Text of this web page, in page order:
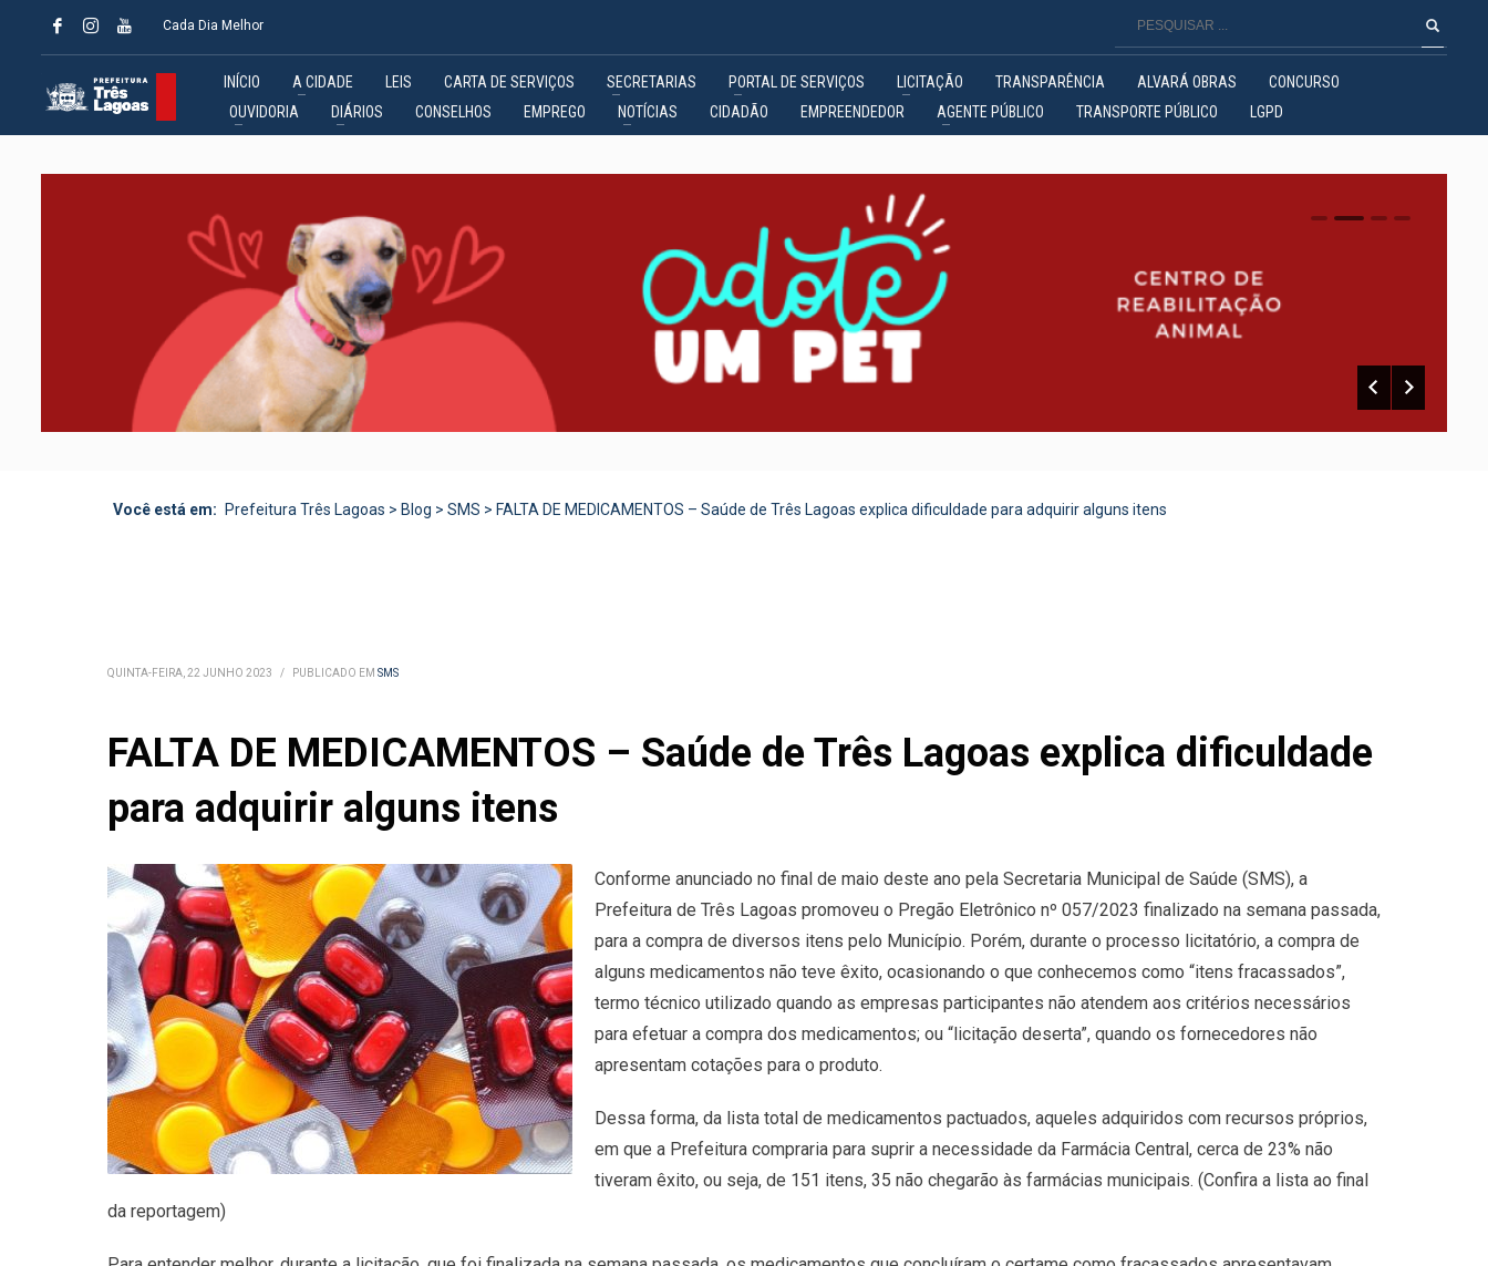
Cada Dia Melhor
INÍCIO A CIDADE LEIS CARTA DE SERVIÇOS SECRETARIAS PORTAL DE SERVIÇOS LICITAÇÃO TRANSPARÊNCIA ALVARÁ OBRAS
CONCURSO
OUVIDORIA
DIÁRIOS CONSELHOS EMPREGO NOTÍCIAS CIDADÃO EMPREENDEDOR AGENTE PÚBLICO TRANSPORTE PÚBLICO LGPD
0 1 2
Você está em: Prefeitura Três Lagoas > Blog > SMS > FALTA DE MEDICAMENTOS – Saúde de Três Lagoas explica dificuldade para adquirir alguns itens
QUINTA-FEIRA, 22 JUNHO 2023 / PUBLICADO EM SMS
FALTA DE MEDICAMENTOS – Saúde de Três Lagoas explica dificuldade
para adquirir alguns itens
Conforme anunciado no final de maio deste ano pela Secretaria Municipal de Saúde (SMS), a
Prefeitura de Três Lagoas promoveu o Pregão Eletrônico nº 057/2023 finalizado na semana passada,
para a compra de diversos itens pelo Município. Porém, durante o processo licitatório, a compra de
alguns medicamentos não teve êxito, ocasionando o que conhecemos como “itens fracassados”,
termo técnico utilizado quando as empresas participantes não atendem aos critérios necessários
para efetuar a compra dos medicamentos; ou “licitação deserta”, quando os fornecedores não
apresentam cotações para o produto.
Dessa forma, da lista total de medicamentos pactuados, aqueles adquiridos com recursos próprios,
em que a Prefeitura compraria para suprir a necessidade da Farmácia Central, cerca de 23% não
tiveram êxito, ou seja, de 151 itens, 35 não chegarão às farmácias municipais. (Confira a lista ao final
da reportagem)